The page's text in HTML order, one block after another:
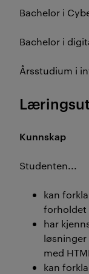
Bachelor i
Bachelor i
Årsstudium i
Kunnskap
Studenten...
kan
forholdet
har
med
kan